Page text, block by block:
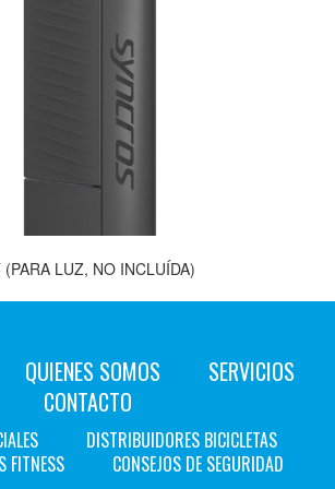
LUZ, NO INCLUÍDA)
QUIENES SOMOS
SERVICIOS
CONTACTO
DISTRIBUIDORES BICICLETAS
FITNESS
CONSEJOS DE SEGURIDAD